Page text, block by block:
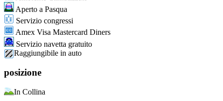
Aperto a Pasqua
Servizio congressi
Amex Visa Mastercard Diners
Servizio navetta gratuito
Raggiungibile in auto
posizione
In Collina